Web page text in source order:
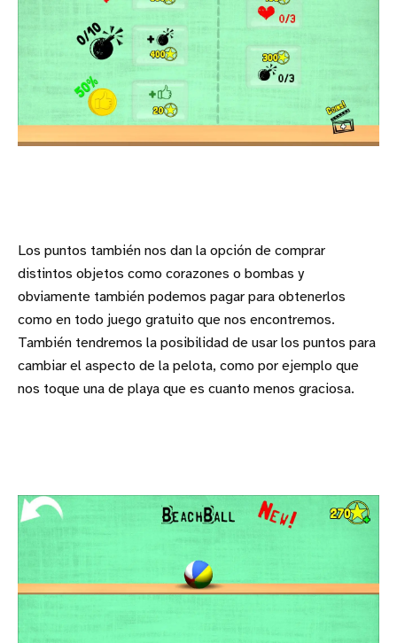
Los puntos también nos dan la opción de comprar
distintos objetos como corazones o bombas y
obviamente también podemos pagar para obtenerlos
como en todo juego gratuito que nos encontremos.
También tendremos la posibilidad de usar los puntos para
cambiar el aspecto de la pelota, como por ejemplo que
nos toque una de playa que es cuanto menos graciosa.